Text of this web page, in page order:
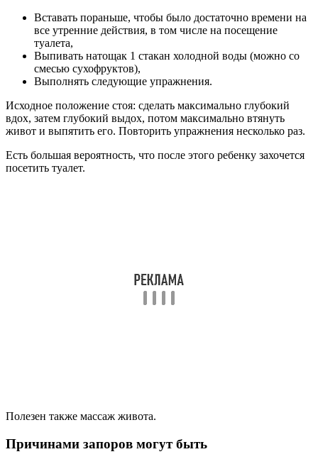
Вставать пораньше, чтобы было достаточно времени на
все утренние действия, в том числе на посещение
туалета,
Выпивать натощак 1 стакан холодной воды (можно со
смесью сухофруктов),
Выполнять следующие упражнения.
Исходное положение стоя: сделать максимально глубокий
вдох, затем глубокий выдох, потом максимально втянуть
живот и выпятить его. Повторить упражнения несколько раз.
Есть большая вероятность, что после этого ребенку захочется
посетить туалет.
Полезен также массаж живота.
Причинами запоров могут быть